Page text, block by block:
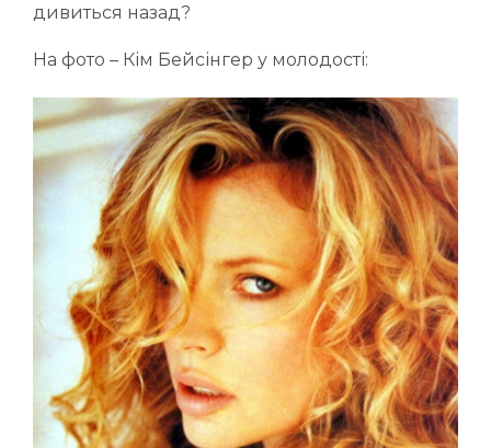
дивиться назад?
На фото – Кім Бейсінгер у молодості: